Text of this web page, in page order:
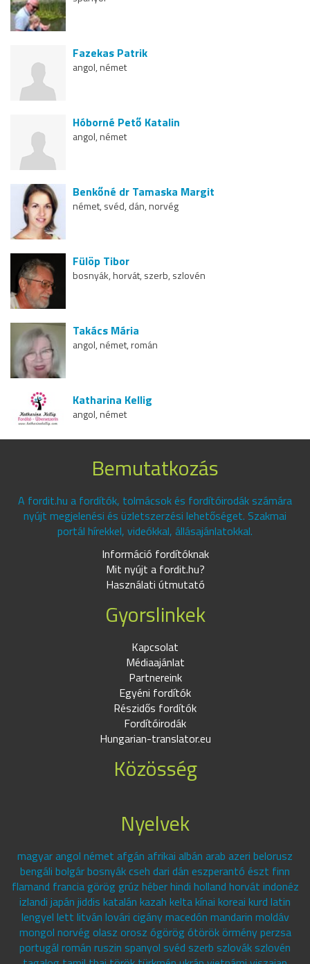
Fazekas Patrik
angol, német
Hóborné Pető Katalin
angol, német
Benkőné dr Tamaska Margit
német, svéd, dán, norvég
Fülöp Tibor
bosnyák, horvát, szerb, szlovén
Takács Mária
angol, német, román
Katharina Kellig
angol, német
Bemutatkozás
A fordit.hu a fordítók, tolmácsok és fordítóirodák számára
nyújt megjelenési és üzletszerzési lehetőséget. Szakmai
portál hírekkel, videókkal, állásajánlatokkal.
Információ fordítóknak
Mit nyújt a fordit.hu?
Használati útmutató
Gyorslinkek
Kapcsolat
Médiaajánlat
Partnereink
Egyéni fordítók
Részidős fordítók
Fordítóirodák
Hungarian-translator.eu
Közösség
Nyelvek
magyar angol német afgán afrikai albán arab azeri belorusz
bengáli bolgár bosnyák cseh dari dán eszperantó észt finn
flamand francia görög grúz héber hindi holland horvát indonéz
izlandi japán jiddis katalán kazah kelta kínai koreai kurd latin
lengyel lett litván lovári cigány macedón mandarin moldáv
mongol norvég olasz orosz ógörög ótörök örmény perzsa
portugál román ruszin spanyol svéd szerb szlovák szlovén